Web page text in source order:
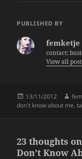
e er
PUBLISHED BY
femketje
contact:
View all
Posted
on
13/11/2012
don't know about me,
23 thoughts
Don’t Know